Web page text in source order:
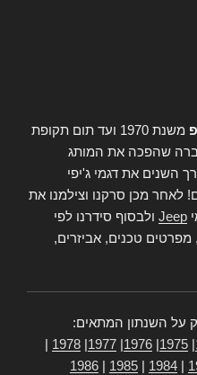
משנת 1970 ועד תום תקופת
שהפכה את המותג
השנים את דגמי ג'יפי
לאחר מכן סרקנו וצילמנו את
Jeep ולבסוף סידרנו לפי
מפרטים טכנים, אביזרים,
על השנתון המתאים:
1975
1976
1977
1978
1984
1985
1986